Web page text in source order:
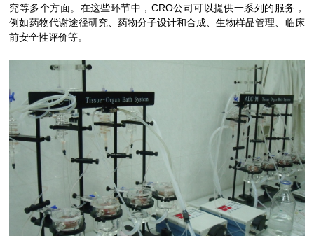
究等多个方面。在这些环节中，CRO公司可以提供一系列的服务，
例如药物代谢途径研究、药物分子设计和合成、生物样品管理、临床
前安全性评价等。